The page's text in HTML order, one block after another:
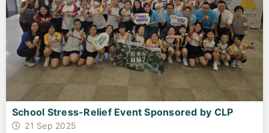
School Stress-Relief Event Sponsored by CLP
21 Sep 2025